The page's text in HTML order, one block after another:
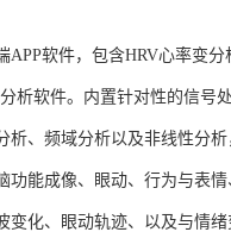
软件，包含HRV心率变
析软件。内置针对性的信
、频域分析以及非线性分
功能成像、眼动、行为与表
化、眼动轨迹、以及与情